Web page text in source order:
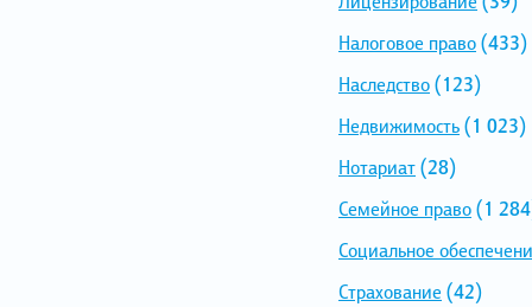
Налоговое право(433)
Наследство(123)
Недвижимость(1 023)
Нотариат(28)
Семейное право(1
Социальное
Страхование (42)